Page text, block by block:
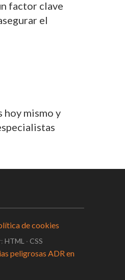
factor clave
el
hoy mismo y
de cookies
HTML ·CSS
peligrosas ADR en